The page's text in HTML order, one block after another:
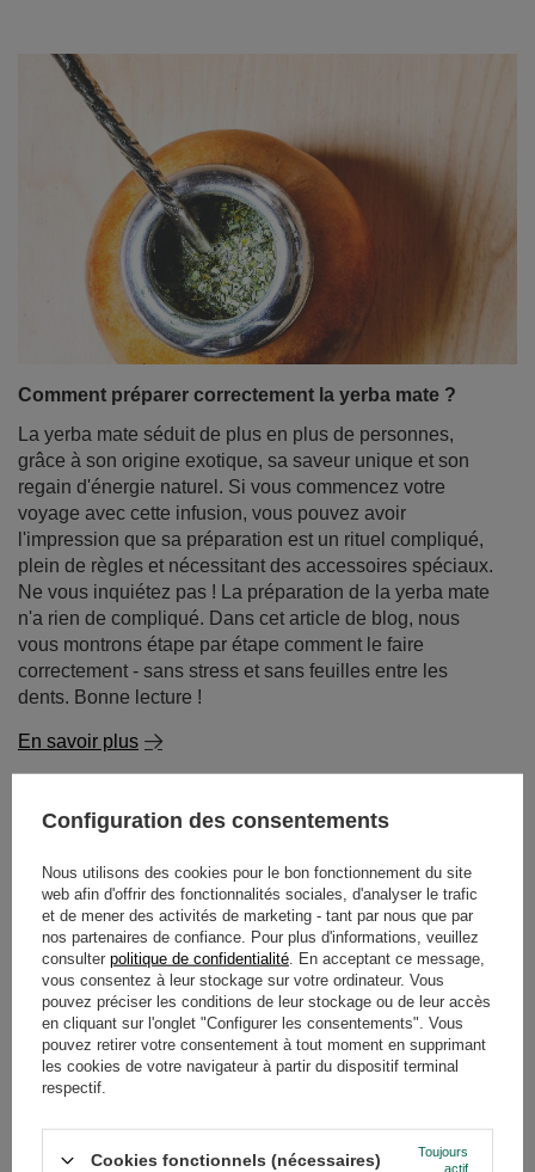
Comment préparer correctement la yerba mate ?
La yerba mate séduit de plus en plus de personnes,
grâce à son origine exotique, sa saveur unique et son
regain d'énergie naturel. Si vous commencez votre
voyage avec cette infusion, vous pouvez avoir
l'impression que sa préparation est un rituel compliqué,
plein de règles et nécessitant des accessoires spéciaux.
Ne vous inquiétez pas ! La préparation de la yerba mate
n'a rien de compliqué. Dans cet article de blog, nous
vous montrons étape par étape comment le faire
correctement - sans stress et sans feuilles entre les
dents. Bonne lecture !
En savoir plus
Mate dulce - yerba mate sucré. Avec quoi et comment
Configuration des consentements
Nous utilisons des cookies pour le bon fonctionnement du site
web afin d'offrir des fonctionnalités sociales, d'analyser le trafic
et de mener des activités de marketing - tant par nous que par
nos partenaires de confiance. Pour plus d'informations, veuillez
consulter politique de confidentialité . En acceptant ce message,
vous consentez à leur stockage sur votre ordinateur. Vous
pouvez préciser les conditions de leur stockage ou de leur accès
en cliquant sur l'onglet "Configurer les consentements". Vous
pouvez retirer votre consentement à tout moment en supprimant
les cookies de votre navigateur à partir du dispositif terminal
respectif.
Cookies fonctionnels (nécessaires)
Toujours
actif